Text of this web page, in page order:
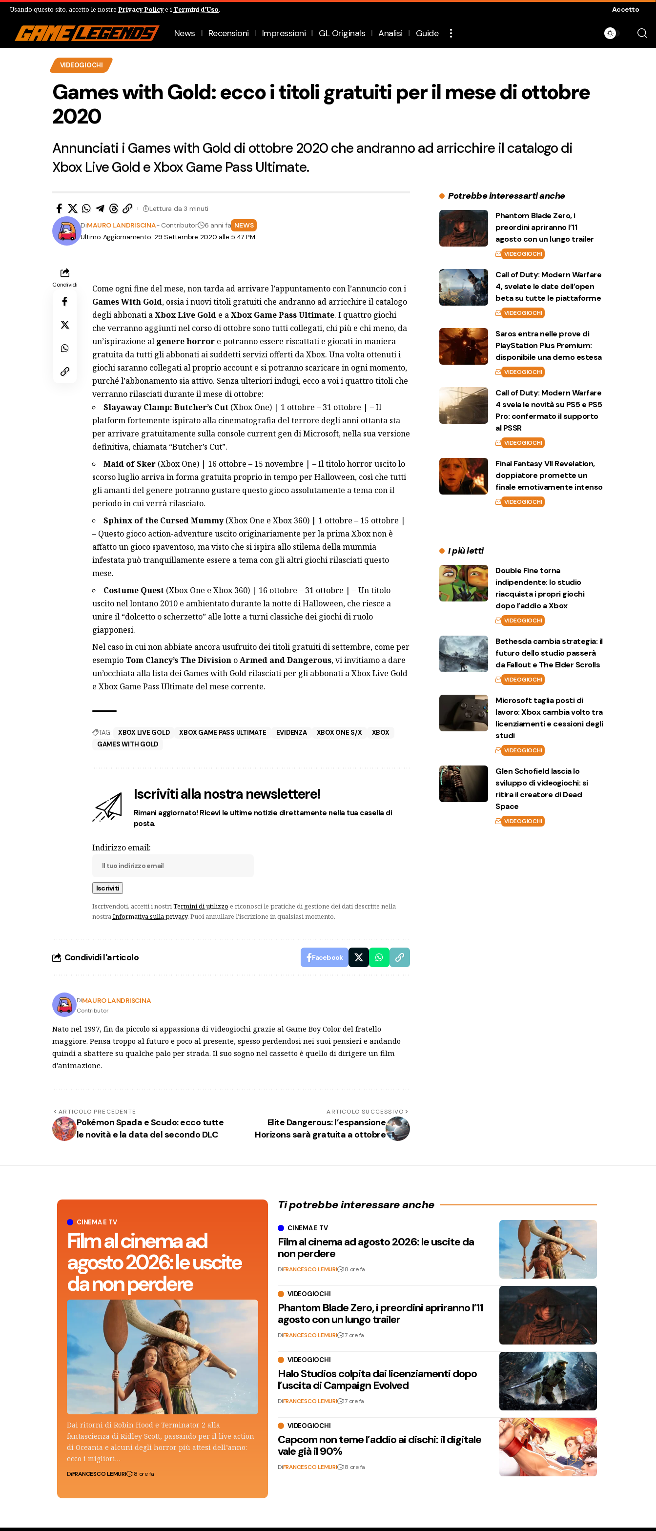
Usando questo sito, accetto le nostre Privacy Policye i Termini d'Uso. Accetto
News Recensioni Impressioni GL Originals Analisi Guide
VIDEOGIOCHI
Games with Gold: ecco i titoli gratuiti per il mese di ottobre
2020
Annunciati i Games with Gold di ottobre 2020 che andranno ad arricchire il catalogo di
Xbox Live Gold e Xbox Game Pass Ultimate.
Ultimo Aggiornamento: 29 Settembre 2020 alle 5:47 PM
DiMAURO LANDRISCINA- Contributor 6 anni fa NEWS
Lettura da 3 minuti
Condividi
Come ogni fine del mese, non tarda ad arrivare l’appuntamento con l’annuncio con i
Games With Gold, ossia i nuovi titoli gratuiti che andranno ad arricchire il catalogo
degli abbonati aXbox Live Golde aXbox Game Pass Ultimate. I quattro giochi
che verranno aggiunti nel corso di ottobre sono tutti collegati, chi più e chi meno, da
un’ispirazione al genere horrore potranno essere riscattati e giocati in maniera
gratuita da tutti gli abbonati ai suddetti servizi offerti daXbox. Una volta ottenuti i
giochi saranno collegati al proprio account e si potranno scaricare in ogni momento,
purché l’abbonamento sia attivo. Senza ulteriori indugi, ecco a voi i quattro titoli che
verranno rilasciati durante il mese di ottobre:
Slayaway Clamp: Butcher’s Cut(Xbox One) | 1 ottobre – 31 ottobre | – Il
platform fortemente ispirato alla cinematografia del terrore degli anni ottanta sta
per arrivare gratuitamente sulla console current gen di Microsoft, nella sua versione
definitiva, chiamata “Butcher’s Cut”.
Maid of Sker(Xbox One) | 16 ottobre – 15 novembre | – Il titolo horror uscito lo
scorso luglio arriva in forma gratuita proprio in tempo per Halloween, così che tutti
gli amanti del genere potranno gustare questo gioco assolutamente a tema con il
periodo in cui verrà rilasciato.
Sphinx of the Cursed Mummy(Xbox One e Xbox 360) | 1 ottobre – 15 ottobre |
– Questo gioco action-adventure uscito originariamente per la prima Xbox non è
affatto un gioco spaventoso, ma visto che si ispira allo stilema della mummia
infestata può tranquillamente essere a tema con gli altri giochi rilasciati questo
mese.
Costume Quest(Xbox One e Xbox 360) | 16 ottobre – 31 ottobre | – Un titolo
uscito nel lontano 2010 e ambientato durante la notte di Halloween, che riesce a
unire il “dolcetto o scherzetto” alle lotte a turni classiche dei giochi di ruolo
giapponesi.
Nel caso in cui non abbiate ancora usufruito dei titoli gratuiti di settembre, come per
esempio Tom Clancy’s The DivisionoArmed and Dangerous, vi invitiamo a dare
un’occhiata alla lista dei Games with Gold rilasciati per gli abbonati a Xbox Live Gold
e Xbox Game Pass Ultimate del mese corrente.
TAG: XBOX LIVE GOLD XBOX GAME PASS ULTIMATE EVIDENZA XBOX ONE S/X
XBOX
GAMES WITH GOLD
Iscriviti alla nostra newslettere!
Rimani aggiornato! Ricevi le ultime notizie direttamente nella tua casella di
posta.
Indirizzo email:
Iscrivendoti, accetti i nostriTermini di utilizzo e riconosci le pratiche di gestione dei dati descritte nella
nostraInformativa sulla privacy. Puoi annullare l'iscrizione in qualsiasi momento.
Condividi l'articolo Facebook
DiMAURO LANDRISCINA
Contributor
Nato nel 1997, fin da piccolo si appassiona di videogiochi grazie al Game Boy Color del fratello
maggiore. Pensa troppo al futuro e poco al presente, spesso perdendosi nei suoi pensieri e andando
quindi a sbattere su qualche palo per strada. Il suo sogno nel cassetto è quello di dirigere un film
d'animazione.
ARTICOLO PRECEDENTE
Pokémon Spada e Scudo: ecco tutte
le novità e la data del secondo DLC
ARTICOLO SUCCESSIVO
Elite Dangerous: l’espansione
Horizons sarà gratuita a ottobre
Potrebbe interessarti anche
Phantom Blade Zero, i
preordini apriranno l’11
agosto con un lungo trailer
VIDEOGIOCHI
Call of Duty: Modern Warfare
4, svelate le date dell’open
beta su tutte le piattaforme
VIDEOGIOCHI
Saros entra nelle prove di
PlayStation Plus Premium:
disponibile una demo estesa
VIDEOGIOCHI
Call of Duty: Modern Warfare
4 svela le novità su PS5 e PS5
Pro: confermato il supporto
al PSSR
VIDEOGIOCHI
Final Fantasy VII Revelation,
doppiatore promette un
finale emotivamente intenso
VIDEOGIOCHI
I più letti
Double Fine torna
indipendente: lo studio
riacquista i propri giochi
dopo l’addio a Xbox
VIDEOGIOCHI
Bethesda cambia strategia: il
futuro dello studio passerà
da Fallout e The Elder Scrolls
VIDEOGIOCHI
Microsoft taglia posti di
lavoro: Xbox cambia volto tra
licenziamenti e cessioni degli
studi
VIDEOGIOCHI
Glen Schofield lascia lo
sviluppo di videogiochi: si
ritira il creatore di Dead
Space
VIDEOGIOCHI
CINEMA E TV
Film al cinema ad
agosto 2026: le uscite
da non perdere
Dai ritorni di Robin Hood e Terminator 2 alla
fantascienza di Ridley Scott, passando per il live action
di Oceania e alcuni degli horror più attesi dell’anno:
ecco i migliori…
DiFRANCESCO LEMURI 18 ore fa
Ti potrebbe interessare anche
CINEMA E TV
Film al cinema ad agosto 2026: le uscite da
non perdere
DiFRANCESCO LEMURI 18 ore fa
VIDEOGIOCHI
Phantom Blade Zero, i preordini apriranno l’11
agosto con un lungo trailer
DiFRANCESCO LEMURI 17 ore fa
VIDEOGIOCHI
Halo Studios colpita dai licenziamenti dopo
l’uscita di Campaign Evolved
DiFRANCESCO LEMURI 17 ore fa
VIDEOGIOCHI
Capcom non teme l’addio ai dischi: il digitale
vale già il 90%
DiFRANCESCO LEMURI 18 ore fa